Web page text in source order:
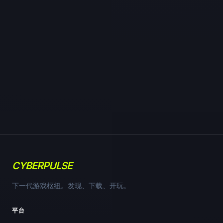
CYBERPULSE
下一代游戏枢纽。发现、下载、开玩。
平台